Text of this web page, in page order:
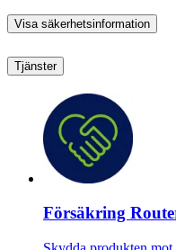
Visa säkerhetsinformation
Tjänster
Försäkring